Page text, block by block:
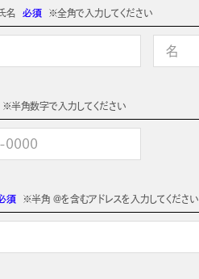
名 必須 ※全角で入力してください
※半角数字で入力してください
須 ※半角 @を含むアドレスを入力してください